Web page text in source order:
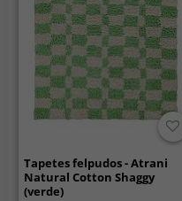
Tapetes felpudos - Atrani
Natural Cotton Shaggy
(verde)